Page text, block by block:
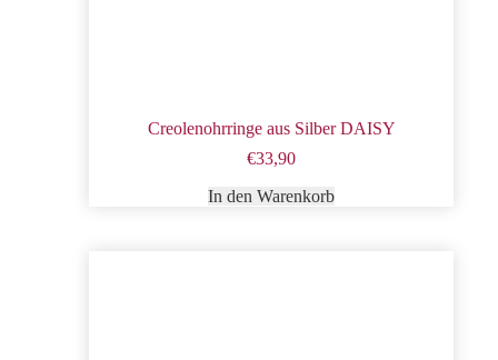
Creolenohrringe aus Silber DAISY
€33,90
In den Warenkorb